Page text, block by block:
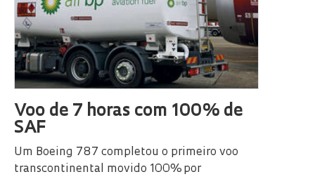
Voo de 7 horas com 100% de
SAF
Um Boeing 787 completou o primeiro voo
transcontinental movido 100% por